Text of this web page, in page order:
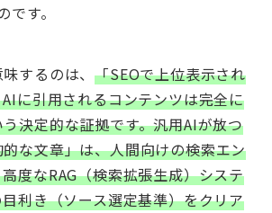
です。
するのは、「SEOで上位表示され
に引用されるコンテンツは完全に
決定的な証拠です。汎用AIが放つ
な文章」は、人間向けの検索エン
度なRAG（検索拡張生成）システ
利き（ソース選定基準）をクリア